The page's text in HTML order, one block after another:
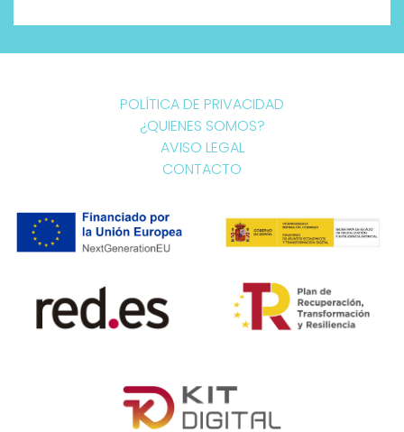
POLÍTICA DE PRIVACIDAD
¿QUIENES SOMOS?
AVISO LEGAL
CONTACTO